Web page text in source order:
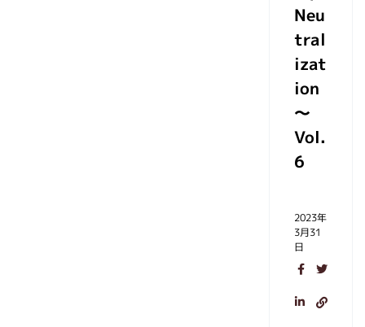
Neu
tral
izat
ion
～
Vol.
6
2023年
3月31
日